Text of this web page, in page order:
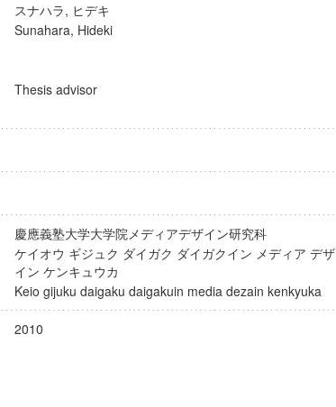
スナハラ, ヒデキ
Sunahara, Hideki
Thesis advisor
慶應義塾大学大学院メディアデザイン研究科
ケイオウ ギジュク ダイガク ダイガクイン メディア デザ
イン ケンキュウカ
Keio gijuku daigaku daigakuin media dezain kenkyuka
2010